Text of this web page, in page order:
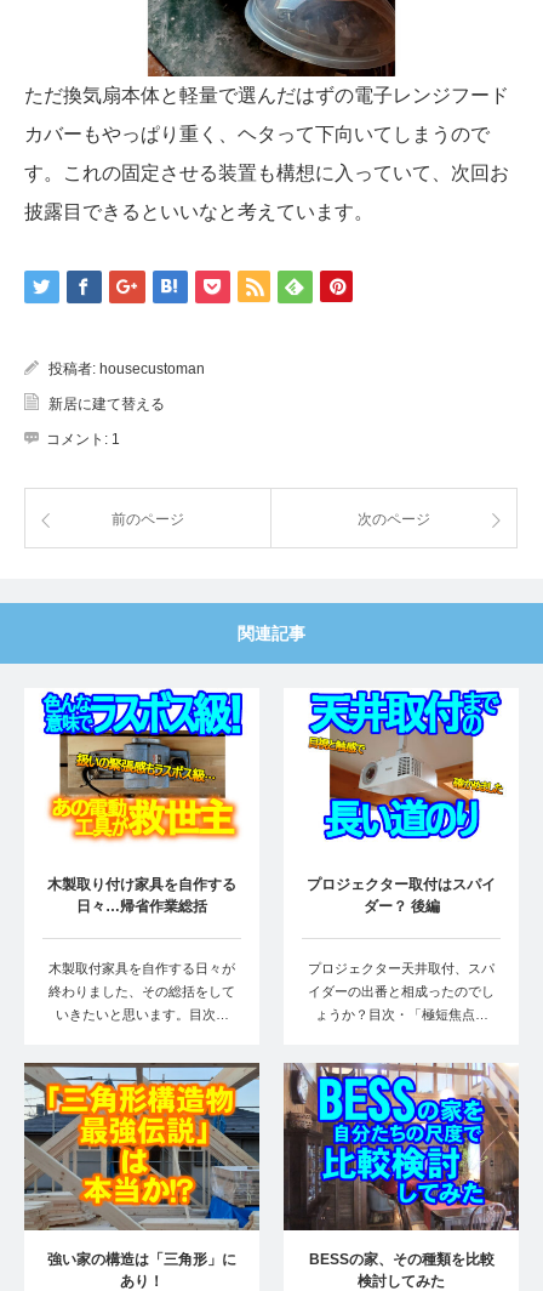
ただ換気扇本体と軽量で選んだはずの電子レンジフード
カバーもやっぱり重く、ヘタって下向いてしまうので
す。これの固定させる装置も構想に入っていて、次回お
披露目できるといいなと考えています。
投稿者: housecustoman
新居に建て替える
コメント: 1
前のページ 次のページ
関連記事
木製取り付け家具を自作する
日々…帰省作業総括
木製取付家具を自作する日々が
終わりました、その総括をして
いきたいと思います。目次…
プロジェクター取付はスパイ
ダー？ 後編
プロジェクター天井取付、スパ
イダーの出番と相成ったのでし
ょうか？目次・「極短焦点…
強い家の構造は「三角形」に
あり！
BESSの家、その種類を比較
検討してみた